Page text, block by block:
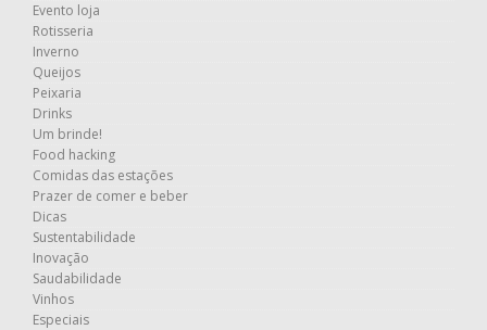
Evento loja
Rotisseria
Inverno
Queijos
Peixaria
Drinks
Um brinde!
Food hacking
Comidas das estações
Prazer de comer e beber
Dicas
Sustentabilidade
Inovação
Saudabilidade
Vinhos
Especiais